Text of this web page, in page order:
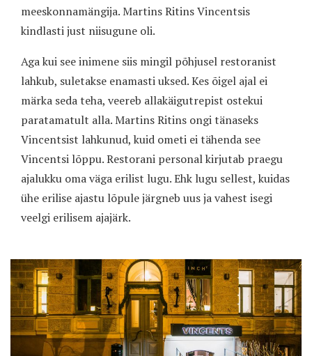
meeskonnamängija. Martins Ritins Vincentsis
kindlasti just niisugune oli.
Aga kui see inimene siis mingil põhjusel restoranist
lahkub, suletakse enamasti uksed. Kes õigel ajal ei
märka seda teha, veereb allakäigutrepist ostekui
paratamatult alla. Martins Ritins ongi tänaseks
Vincentsist lahkunud, kuid ometi ei tähenda see
Vincentsi lõppu. Restorani personal kirjutab praegu
ajalukku oma väga erilist lugu. Ehk lugu sellest, kuidas
ühe erilise ajastu lõpule järgneb uus ja vahest isegi
veelgi erilisem ajajärk.